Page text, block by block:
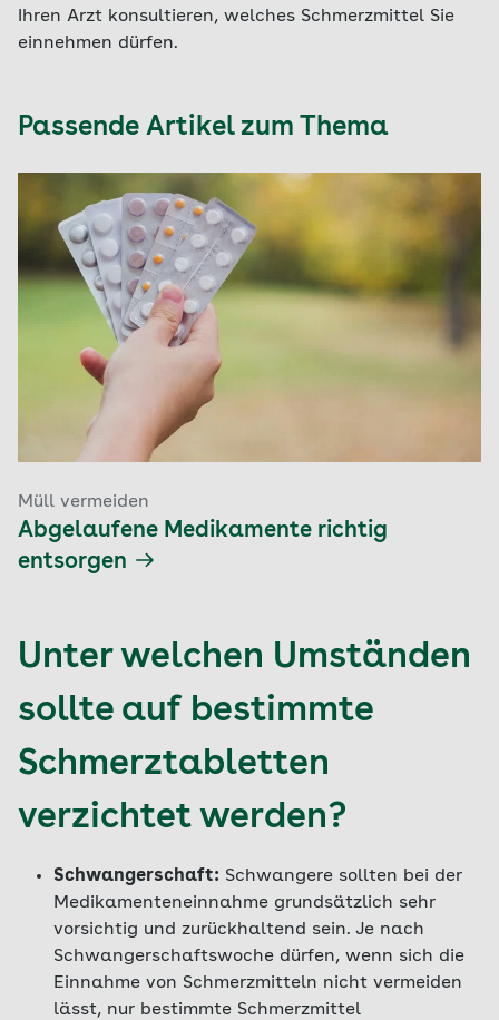
Ihren Arzt konsultieren, welches Schmerzmittel Sie
einnehmen dürfen.
Passende Artikel zum Thema
Müll vermeiden
Abgelaufene Medikamente richtig
entsorgen
Unter welchen Umständen
sollte auf bestimmte
Schmerztabletten
verzichtet werden?
Schwangerschaft: Schwangere sollten bei der
Medikamenteneinnahme grundsätzlich sehr
vorsichtig und zurückhaltend sein. Je nach
Schwangerschaftswoche dürfen, wenn sich die
Einnahme von Schmerzmitteln nicht vermeiden
lässt, nur bestimmte Schmerzmittel